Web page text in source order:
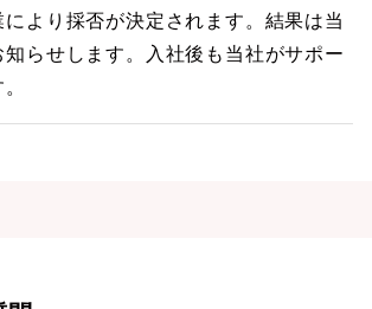
により採否が決定されます。結果は当
知らせします。入社後も当社がサポー